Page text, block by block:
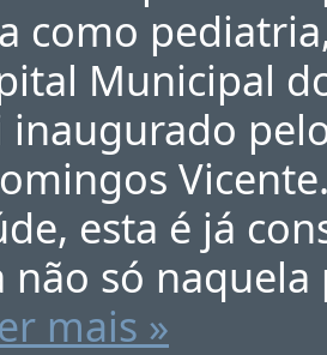
como
Municipal
inaugurado
esta é já
não só
mais »